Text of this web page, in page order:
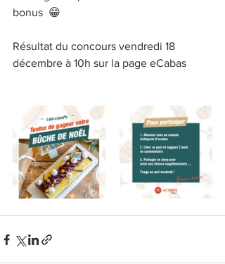
bonus  😁
Résultat du concours vendredi 18
décembre à 10h sur la page eCabas